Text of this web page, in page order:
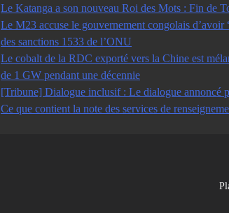
Le Katanga a son nouveau Roi des Mots : Fin de
Le M23 accuse le gouvernement congolais
des sanctions 1533 de l’ONU
Le cobalt de la RDC exporté vers la Chine est
de 1 GW pendant une décennie
[Tribune] Dialogue inclusif : Le dialogue annoncé
Ce que contient la note des services de